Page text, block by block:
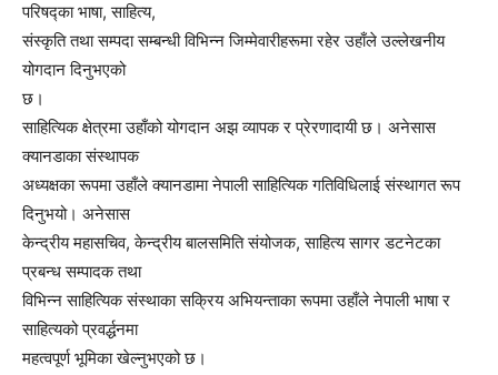
परिषद्का भाषा, साहित्य,
संस्कृति तथा सम्पदा सम्बन्धी विभिन्न जिम्मेवारीहरूमा रहेर उहाँले उल्लेखनीय
योगदान दिनुभएको
छ।
साहित्यिक क्षेत्रमा उहाँको योगदान अझ व्यापक र प्रेरणादायी छ। अनेसास
क्यानडाका संस्थापक
अध्यक्षका रूपमा उहाँले क्यानडामा नेपाली साहित्यिक गतिविधिलाई संस्थागत रूप
दिनुभयो। अनेसास
केन्द्रीय महासचिव, केन्द्रीय बालसमिति संयोजक, साहित्य सागर डटनेटका
प्रबन्ध सम्पादक तथा
विभिन्न साहित्यिक संस्थाका सक्रिय अभियन्ताका रूपमा उहाँले नेपाली भाषा र
साहित्यको प्रवर्द्धनमा
महत्वपूर्ण भूमिका खेल्नुभएको छ।